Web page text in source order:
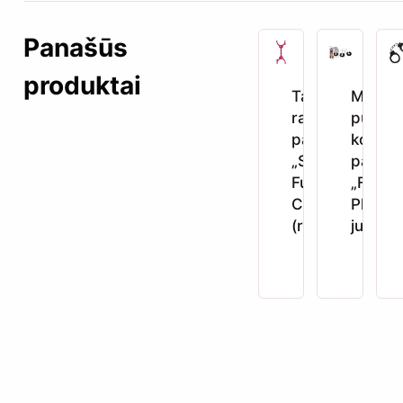
Panašūs
produktai
Tamprūs
rankų
pančiai
„Stretchy
Fun
Cuffs“
(rožiniai)
Minkšti
pūkuoti
kojų
pančiai
„Fetish
juodi